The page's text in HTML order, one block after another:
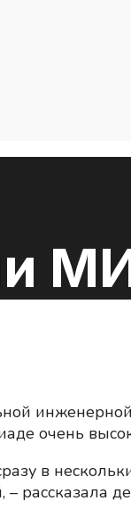
очень
в
рассказала